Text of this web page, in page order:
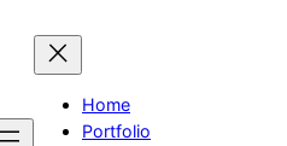
Home
Portfolio